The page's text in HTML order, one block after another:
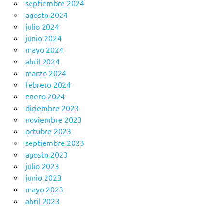
septiembre 2024
agosto 2024
julio 2024
junio 2024
mayo 2024
abril 2024
marzo 2024
febrero 2024
enero 2024
diciembre 2023
noviembre 2023
octubre 2023
septiembre 2023
agosto 2023
julio 2023
junio 2023
mayo 2023
abril 2023